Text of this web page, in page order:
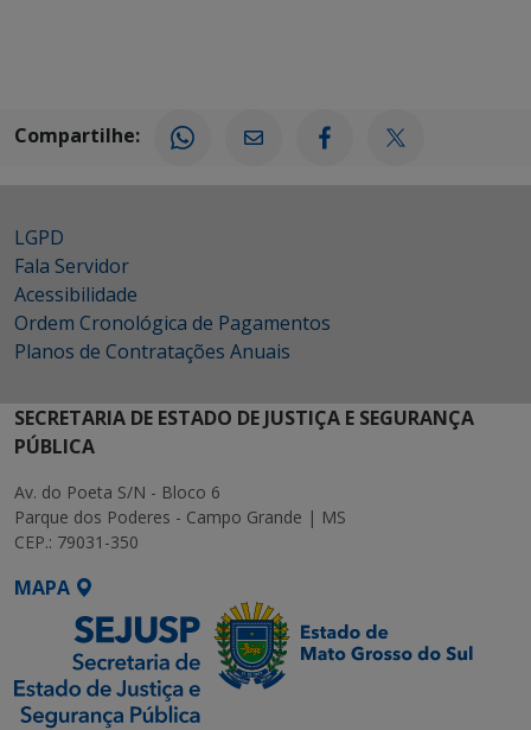
Compartilhe:
LGPD
Fala Servidor
Acessibilidade
Ordem Cronológica de Pagamentos
Planos de Contratações Anuais
SECRETARIA DE ESTADO DE JUSTIÇA E SEGURANÇA
PÚBLICA
Av. do Poeta S/N - Bloco 6
Parque dos Poderes - Campo Grande | MS
CEP.: 79031-350
MAPA